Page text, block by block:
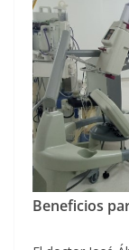
Beneficios